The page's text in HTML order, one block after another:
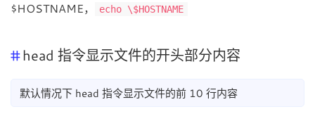
$HOSTNAME，
echo \$HOSTNAME
head 指令显示文件的开头部分内容
默认情况下 head 指令显示文件的前 10 行内容